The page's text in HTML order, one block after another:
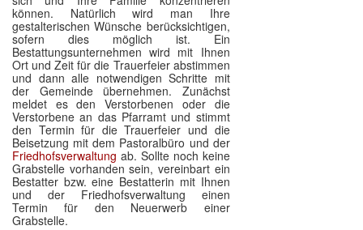
GREMIEN
HELFEN
können. Natürlich wird man Ihre
gestalterischen Wünsche berücksichtigen,
sofern dies möglich ist. Ein
Bestattungsunternehmen wird mit Ihnen
Ort und Zeit für die Trauerfeier abstimmen
und dann alle notwendigen Schritte mit
der Gemeinde übernehmen. Zunächst
meldet es den Verstorbenen oder die
Verstorbene an das Pfarramt und stimmt
den Termin für die Trauerfeier und die
Beisetzung mit dem Pastoralbüro und der
Friedhofsverwaltung ab. Sollte noch keine
Grabstelle vorhanden sein, vereinbart ein
Bestatter bzw. eine Bestatterin mit Ihnen
und der Friedhofsverwaltung einen
Termin für den Neuerwerb einer
Grabstelle.